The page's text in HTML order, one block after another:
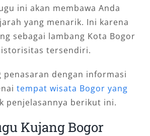
ini akan membawa Anda
yang menarik. Ini karena
sebagai lambang Kota Bogor
tersendiri.
penasaran dengan informasi
tempat wisata Bogor yang
penjelasannya berikut ini.
Kujang Bogor